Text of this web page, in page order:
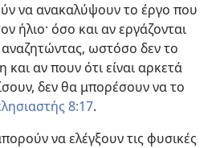
να ανακαλύψουν το έργο που
ήλιο· όσο και αν εργάζονται
ωστόσο δεν το
αν πουν ότι είναι αρκετά
δεν θα μπορέσουν να το
8:17.
να ελέγξουν τις φυσικές